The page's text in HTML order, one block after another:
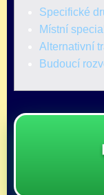
Specifické
Místní
Alternativní
Budoucí